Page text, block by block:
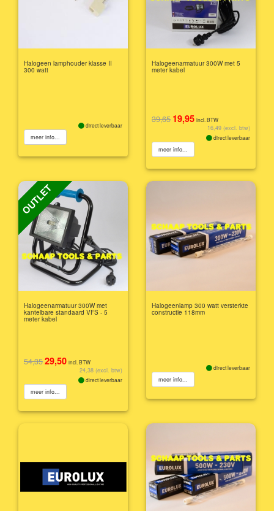
Halogeen lamphouder klasse II
300 watt
direct leverbaar
meer info...
Halogeenarmatuur 300W met 5
meter kabel
39,65 19,95 incl. BTW
16,49 (excl. btw)
direct leverbaar
meer info...
OUTLET
Halogeenarmatuur 300W met
kantelbare standaard VFS - 5
meter kabel
54,3529,50 incl. BTW
24,38 (excl. btw)
direct leverbaar
meer info...
Halogeenlamp 300 watt versterkte
constructie 118mm
direct leverbaar
meer info...